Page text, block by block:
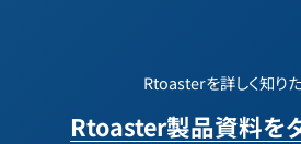
Rtoasterを詳しく知り
Rtoaster製品資料を